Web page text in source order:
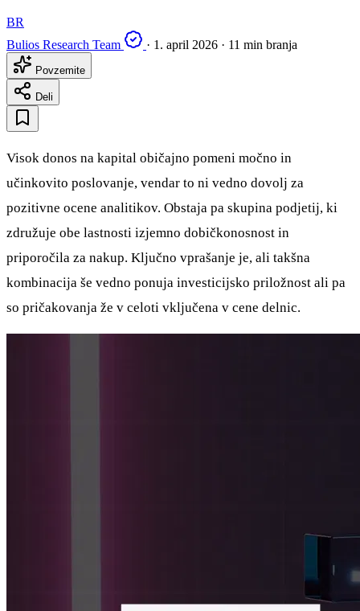
BR
Bulios Research Team
· 1. april 2026 · 11 min branja
Povzemite
Deli
Visok donos na kapital običajno pomeni močno in
učinkovito poslovanje, vendar to ni vedno dovolj za
pozitivne ocene analitikov. Obstaja pa skupina podjetij, ki
združuje obe lastnosti izjemno dobičkonosnost in
priporočila za nakup. Ključno vprašanje je, ali takšna
kombinacija še vedno ponuja investicijsko priložnost ali pa
so pričakovanja že v celoti vključena v cene delnic.